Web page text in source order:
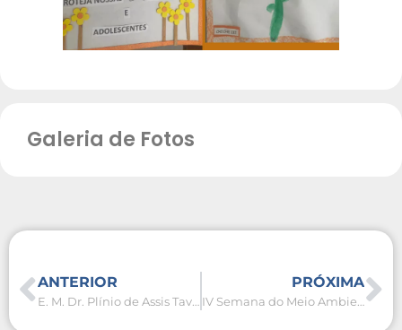
Galeria de Fotos
ANTERIOR
E. M. Dr. Plínio de Assis Tavares promove ação do PSE e Escola de Pais com foco em saúde e proteção à infância
PRÓXIMA
IV Semana do Meio Ambiente terá ações em São Pedro da Aldeia